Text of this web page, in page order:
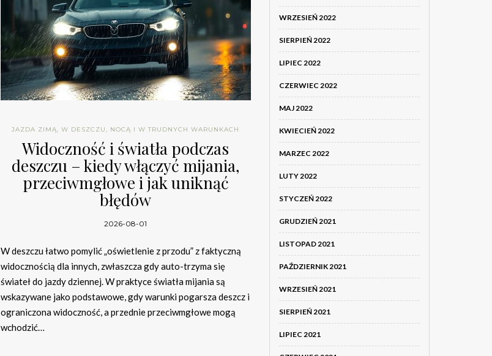
JAZDA ZIMĄ, W DESZCZU, NOCĄ I W TRUDNYCH WARUNKACH
Widoczność i światła podczas
deszczu – kiedy włączyć mijania,
przeciwmgłowe i jak uniknąć
błędów
2026-08-01
W deszczu łatwo pomylić „oświetlenie z przodu” z faktyczną
widocznością dla innych, zwłaszcza gdy auto-trzyma się
świateł do jazdy dziennej. W praktyce światła mijania są
wskazywane jako podstawowe, gdy warunki pogarsza deszcz i
ograniczona widoczność, a przednie przeciwmgłowe mogą
wchodzić…
WRZESIEŃ 2022
SIERPIEŃ 2022
LIPIEC 2022
CZERWIEC 2022
MAJ 2022
KWIECIEŃ 2022
MARZEC 2022
LUTY 2022
STYCZEŃ 2022
GRUDZIEŃ 2021
LISTOPAD 2021
PAŹDZIERNIK 2021
WRZESIEŃ 2021
SIERPIEŃ 2021
LIPIEC 2021